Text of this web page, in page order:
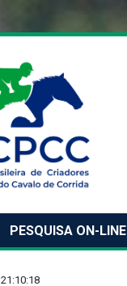
PESQUISA ON-LINE
21:10:18